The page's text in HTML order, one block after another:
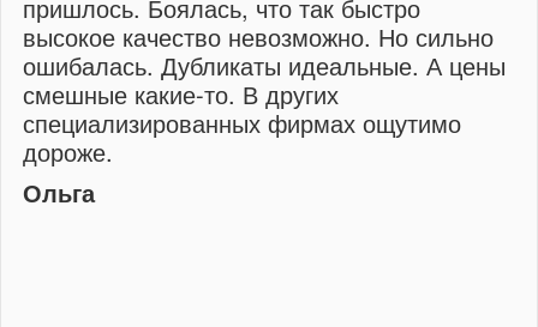
пришлось. Боялась, что так быстро
высокое качество невозможно. Но сильно
ошибалась. Дубликаты идеальные. А цены
смешные какие-то. В других
специализированных фирмах ощутимо
дороже.
Ольга